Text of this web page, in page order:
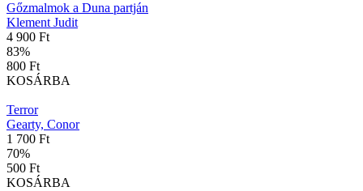
Gőzmalmok a Duna partján
Klement Judit
4 900 Ft
83%
800 Ft
KOSÁRBA
Terror
Gearty, Conor
1 700 Ft
70%
500 Ft
KOSÁRBA